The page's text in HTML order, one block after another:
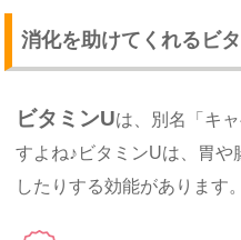
消化を助けてくれるビ
ビタミンUは、別名「キ
すよね♪ビタミンUは、胃
したりする効能があります。